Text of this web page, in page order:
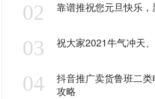
02 靠谱推祝您元旦快乐，
03 祝大家2021牛气冲天
04
抖音推广卖货鲁班二
攻略